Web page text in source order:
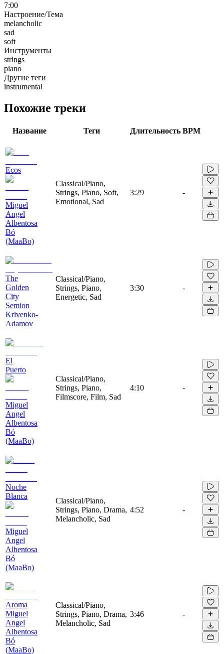
7:00
Настроение/Тема
melancholic
sad
soft
Инструменты
strings
piano
Другие теги
instrumental
Похожие треки
Название Теги Длительность BPM
Ecos
Miguel
Angel
Albentosa
Bó
(MaaBo)
Classical/Piano,
Strings, Piano, Soft,
Emotional, Sad
3:29 -
The
Golden
City
Semion
Krivenko-
Adamov
Classical/Piano,
Strings, Piano,
Energetic, Sad
3:30 -
El
Puerto
Miguel
Angel
Albentosa
Bó
(MaaBo)
Classical/Piano,
Strings, Piano,
Filmscore, Film, Sad
4:10 -
Noche
Blanca
Miguel
Angel
Albentosa
Bó
(MaaBo)
Classical/Piano,
Strings, Piano, Drama,
Melancholic, Sad
4:52 -
Aroma
Miguel
Angel
Albentosa
Bó
(MaaBo)
Classical/Piano,
Strings, Piano, Drama,
Melancholic, Sad
3:46 -